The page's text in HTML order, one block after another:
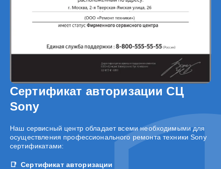
Сертификат авторизации СЦ
Sony
Наш сервисный центр обладает всеми необходимыми для
осуществления профессионального ремонта техники Sony
сертификатами:
Сертификат авторизации